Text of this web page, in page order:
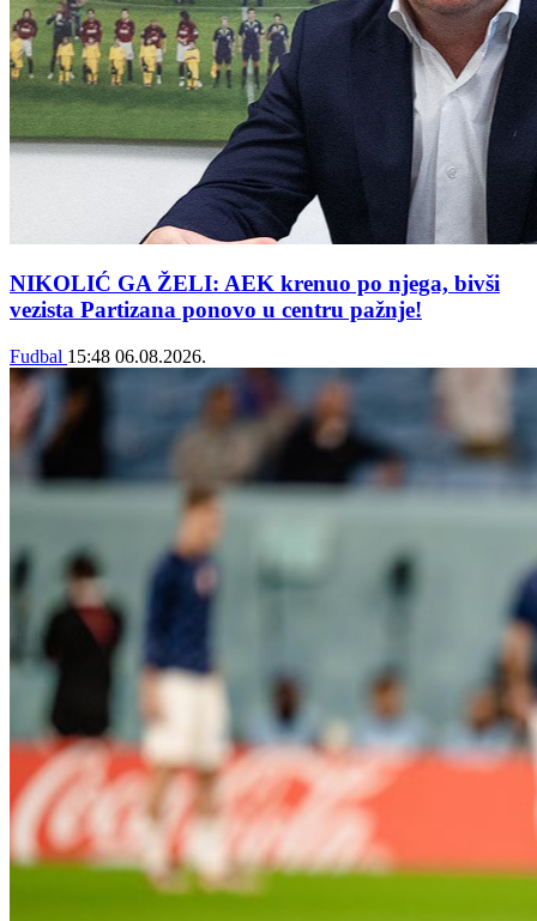
NIKOLIĆ GA ŽELI: AEK krenuo po njega, bivši
vezista Partizana ponovo u centru pažnje!
Fudbal 15:48 06.08.2026.